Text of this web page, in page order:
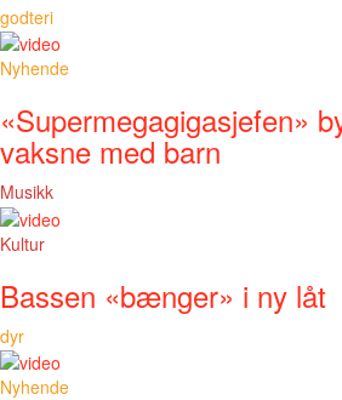
godteri
Nyhende
«Supermegagigasjefen»
vaksne med barn
Musikk
Kultur
Bassen «bænger» i ny låt
dyr
Nyhende